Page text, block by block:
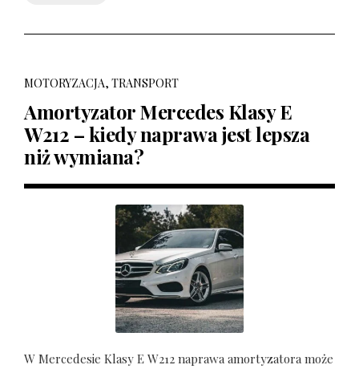
MOTORYZACJA, TRANSPORT
Amortyzator Mercedes Klasy E
W212 – kiedy naprawa jest lepsza
niż wymiana?
W Mercedesie Klasy E W212 naprawa amortyzatora może